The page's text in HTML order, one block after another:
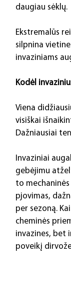
daugiau sėklų.
Ekstremalūs
silpnina
invaziniams
Kodėl
Viena
visiškai
Dažniausiai
Invaziniai
gebėjimu
to
pjovimas,
per sezoną.
cheminės
invazines, bet
poveikį